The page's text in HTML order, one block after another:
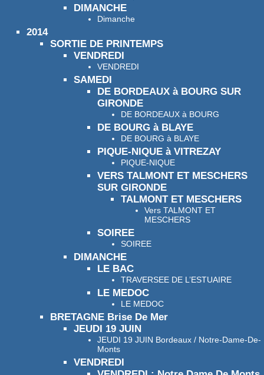
DIMANCHE
Dimanche
2014
SORTIE DE PRINTEMPS
VENDREDI
VENDREDI
SAMEDI
DE BORDEAUX à BOURG SUR
GIRONDE
DE BORDEAUX à BOURG
DE BOURG à BLAYE
DE BOURG à BLAYE
PIQUE-NIQUE à VITREZAY
PIQUE-NIQUE
VERS TALMONT ET MESCHERS
SUR GIRONDE
TALMONT ET MESCHERS
Vers TALMONT ET
MESCHERS
SOIREE
SOIREE
DIMANCHE
LE BAC
TRAVERSEE DE L’ESTUAIRE
LE MEDOC
LE MEDOC
BRETAGNE Brise De Mer
JEUDI 19 JUIN
JEUDI 19 JUIN Bordeaux / Notre-Dame-De-
Monts
VENDREDI